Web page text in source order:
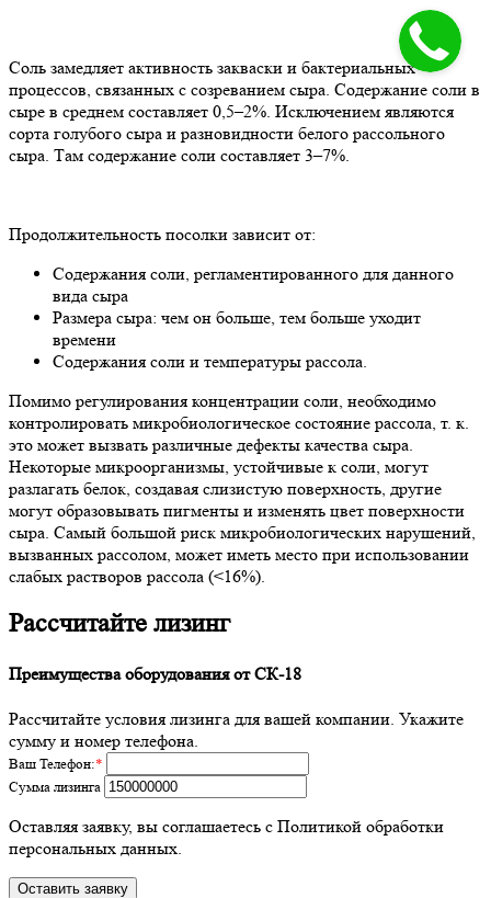
Соль замедляет активность закваски и бактериальных
процессов, связанных с созреванием сыра. Содержание соли в
сыре в среднем составляет 0,5–2%. Исключением являются
сорта голубого сыра и разновидности белого рассольного
сыра. Там содержание соли составляет 3–7%.
Продолжительность посолки зависит от:
Содержания соли, регламентированного для данного
вида сыра
Размера сыра: чем он больше, тем больше уходит
времени
Содержания соли и температуры рассола.
Помимо регулирования концентрации соли, необходимо
контролировать микробиологическое состояние рассола, т. к.
это может вызвать различные дефекты качества сыра.
Некоторые микроорганизмы, устойчивые к соли, могут
разлагать белок, создавая слизистую поверхность, другие
могут образовывать пигменты и изменять цвет поверхности
сыра. Самый большой риск микробиологических нарушений,
вызванных рассолом, может иметь место при использовании
слабых растворов рассола (<16%).
Рассчитайте лизинг
Преимущества оборудования от СК-18
Рассчитайте условия лизинга для вашей компании. Укажите
сумму и номер телефона.
Ваш Телефон:*
Сумма лизинга
Оставляя заявку, вы соглашаетесь с Политикой обработки
персональных данных.